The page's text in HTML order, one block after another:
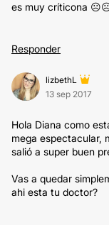
es muy críticona
Responder
lizbethL
13 sep 2017
Hola Diana como
mega espectacular,
salió a super buen
Vas a quedar
ahi esta tu doctor?